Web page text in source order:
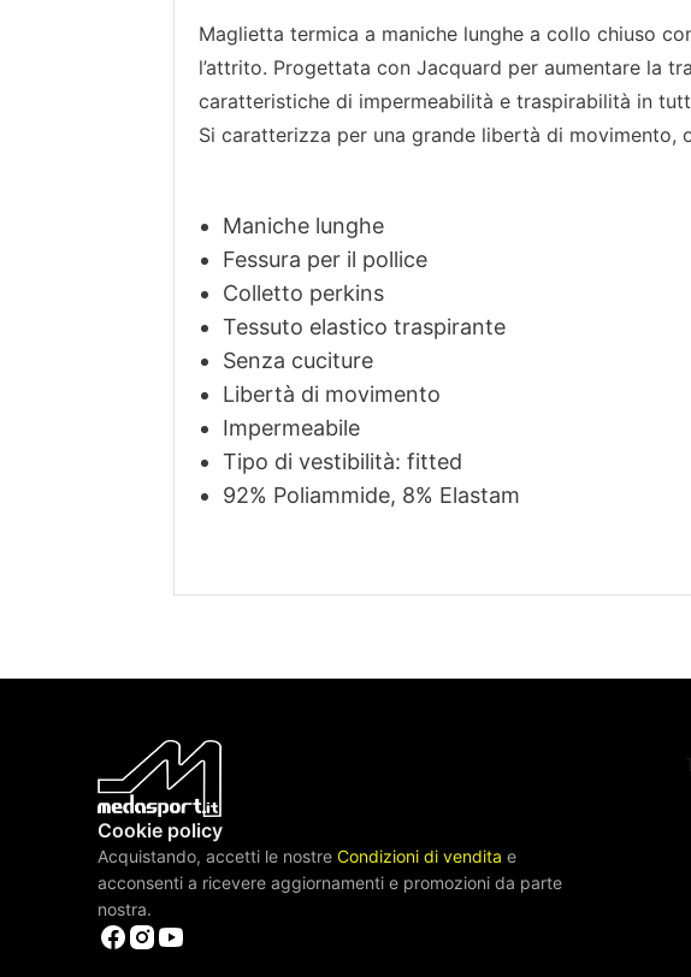
Maglietta termica a maniche lunghe a collo chiuso
l’attrito. Progettata con Jacquard per aumentare la
caratteristiche di impermeabilità e traspirabilità in
Si caratterizza per una grande libertà di
Maniche lunghe
Fessura per il pollice
Colletto perkins
Tessuto elastico traspirante
Senza cuciture
Libertà di movimento
Impermeabile
Tipo di vestibilità: fitted
92% Poliammide, 8% Elastam
Cookie policy
Acquistando, accetti le nostre Condizioni di vendita e
acconsenti a ricevere aggiornamenti e promozioni da parte
nostra.